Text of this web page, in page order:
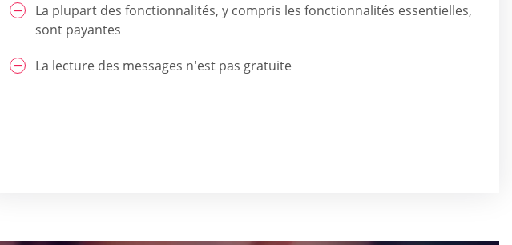
La plupart des fonctionnalités, y compris les fonctionnalités essentielles,
sont payantes
La lecture des messages n'est pas gratuite